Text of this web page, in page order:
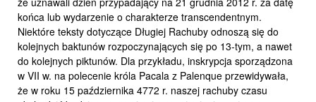
końca lub wydarzenie o charakterze transcendentnym.
Niektóre teksty dotyczące Długiej Rachuby odnoszą się do
kolejnych baktunów rozpoczynających się po 13-tym, a nawet
do kolejnych piktunów. Dla przykładu, inskrypcja sporządzona
w VII w. na polecenie króla Pacala z Palenque przewidywała,
że w roku 15 października 4772 r. naszej rachuby czasu